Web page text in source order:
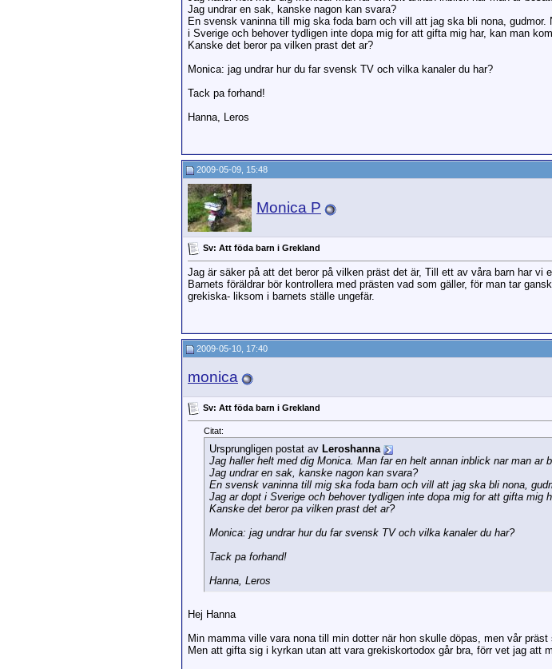
Jag undrar en sak, kanske nagon kan svara?
En svensk vaninna till mig ska foda barn och vill att jag ska bli nona,
i Sverige och behover tydligen inte dopa mig for att gifta mig har, kan man
Kanske det beror pa vilken prast det ar?
Monica: jag undrar hur du far svensk TV och vilka kanaler du har?
Tack pa forhand!
Hanna, Leros
2009-05-09, 15:48
Monica P
Sv: Att föda barn i Grekland
Jag är säker på att det beror på vilken präst det är, Till ett av våra barn har
Barnets föräldrar bör kontrollera med prästen vad som gäller, för man tar
grekiska- liksom i barnets ställe ungefär.
2009-05-10, 17:40
monica
Sv: Att föda barn i Grekland
Citat:
Ursprungligen postat av Leroshanna
Jag haller helt med dig Monica. Man far en helt annan inblick nar man ar
Jag undrar en sak, kanske nagon kan svara?
En svensk vaninna till mig ska foda barn och vill att jag ska bli nona,
Jag ar dopt i Sverige och behover tydligen inte dopa mig for att gifta mig
Kanske det beror pa vilken prast det ar?
Monica: jag undrar hur du far svensk TV och vilka kanaler du har?
Tack pa forhand!
Hanna, Leros
Hej Hanna
Min mamma ville vara nona till min dotter när hon skulle döpas, men vår
Men att gifta sig i kyrkan utan att vara grekiskortodox går bra, förr vet jag att